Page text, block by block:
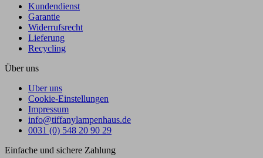
Kundendienst
Garantie
Widerrufsrecht
Lieferung
Recycling
Über uns
Uber uns
Cookie-Einstellungen
Impressum
info@tiffanylampenhaus.de
0031 (0) 548 20 90 29
Einfache und sichere Zahlung